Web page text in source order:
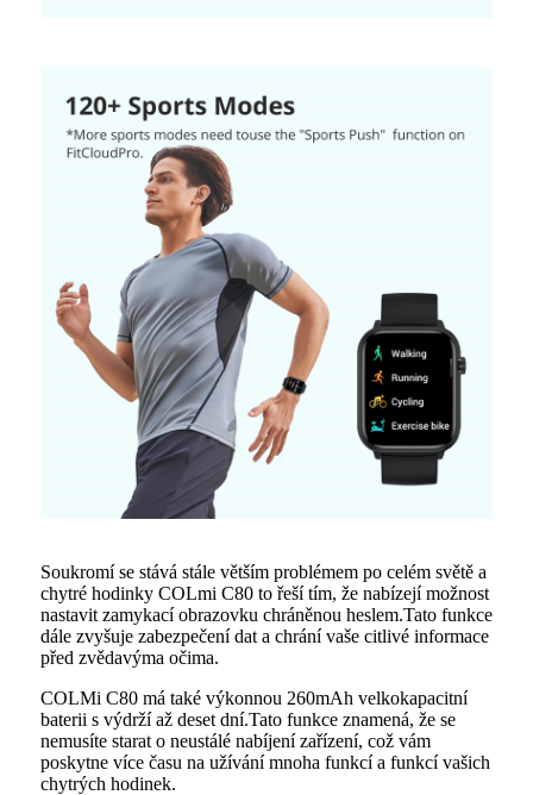
Soukromí se stává stále větším problémem po celém světě a
chytré hodinky COLmi C80 to řeší tím, že nabízejí možnost
nastavit zamykací obrazovku chráněnou heslem.Tato funkce
dále zvyšuje zabezpečení dat a chrání vaše citlivé informace
před zvědavýma očima.
COLMi C80 má také výkonnou 260mAh velkokapacitní
baterii s výdrží až deset dní.Tato funkce znamená, že se
nemusíte starat o neustálé nabíjení zařízení, což vám
poskytne více času na užívání mnoha funkcí a funkcí vašich
chytrých hodinek.